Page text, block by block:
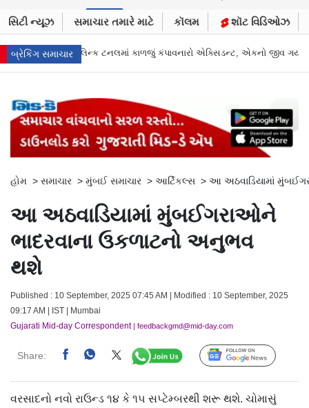
સિટી ન્યૂઝ સમાચાર તમારે માટે કૉલમ શૉટ વિડિઓઝ
બ્રેકિંગ સમાચાર
એકનો જીવ ગયો Gujarat News: મોરબીમાં મેજિક! કૂવાનું પાણી
હોમ > સમાચાર > મુંબઈ સમાચાર > આર્ટિકલ્સ > આ અઠવાડિયામાં
આ અઠવાડિયામાં મુંબઈગરાઓને
ભાદરવાના ઉકળાટનો અનુભવ
થશે
Published : 10 September, 2025 07:45 AM | Modified : 10 September, 2025
09:17 AM | IST | Mumbai
Gujarati Mid-day Correspondent| feedbackgmd@mid-day.com
Share: Follow Us
વરસાદનો નવો રાઉન્ડ ૧૪ કે ૧૫ સપ્ટેમ્બરથી શરૂ થશે. ચોમાસું